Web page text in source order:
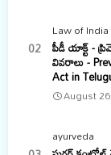
Law of India
పీడీ యాక్ట్ -
వివరాలు -
Act in
August
ayurveda